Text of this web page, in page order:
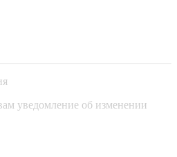
уведомление об изменении